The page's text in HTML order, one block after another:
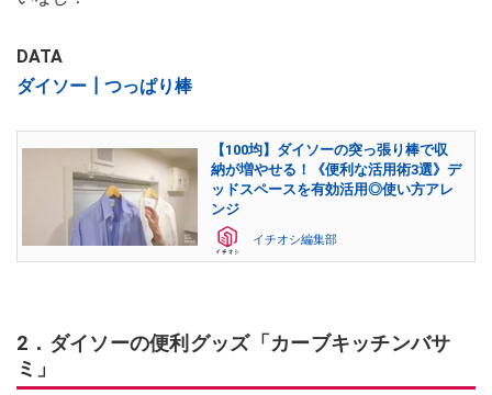
DATA
ダイソー┃つっぱり棒
【100均】ダイソーの突っ張り棒で収
納が増やせる！《便利な活用術3選》デ
ッドスペースを有効活用◎使い方アレ
ンジ
イチオシ編集部
2．ダイソーの便利グッズ「カーブキッチンバサ
ミ」